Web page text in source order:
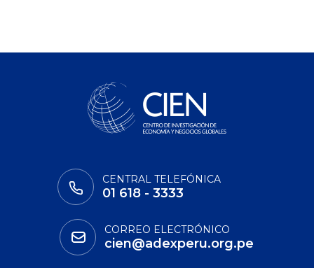
CENTRAL TELEFÓNICA
01 618 - 3333
CORREO ELECTRÓNICO
cien@adexperu.org.pe